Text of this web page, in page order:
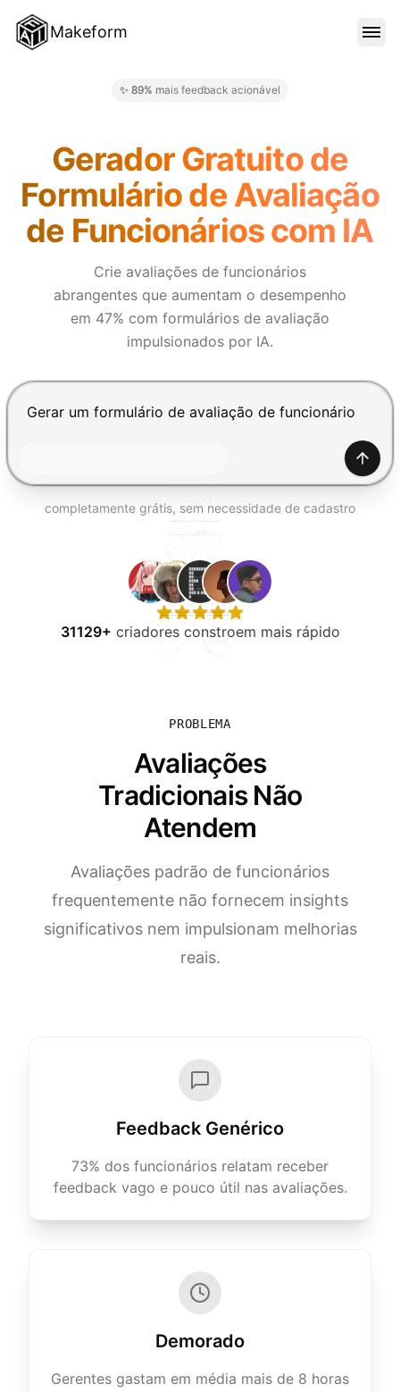
Makeform
BLOG
EXPERIMENTE GRÁTIS
✨ 89% mais feedback acionável
Gerador Gratuito de
Formulário de Avaliação
de Funcionários com IA
Crie avaliações de funcionários
abrangentes que aumentam o desempenho
em 47% com formulários de avaliação
impulsionados por IA.
Pressione Enter para enviar, Shift+Enter para
Gerar
completamente grátis, sem necessidade de cadastro
31129+ criadores constroem mais rápido
PROBLEMA
Avaliações
Tradicionais Não
Atendem
Avaliações padrão de funcionários
frequentemente não fornecem insights
significativos nem impulsionam melhorias
reais.
Feedback Genérico
73% dos funcionários relatam receber
feedback vago e pouco útil nas avaliações.
Demorado
Gerentes gastam em média mais de 8 horas